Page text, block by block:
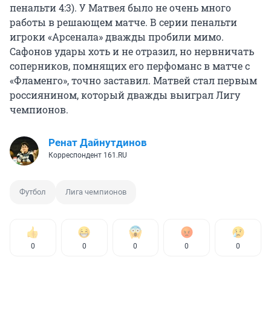
пенальти 4:3). У Матвея было не очень много
работы в решающем матче. В серии пенальти
игроки «Арсенала» дважды пробили мимо.
Сафонов удары хоть и не отразил, но нервничать
соперников, помнящих его перфоманс в матче с
«Фламенго», точно заставил. Матвей стал первым
россиянином, который дважды выиграл Лигу
чемпионов.
Ренат Дайнутдинов
Корреспондент 161.RU
Футбол Лига чемпионов
0 0 0 0 0